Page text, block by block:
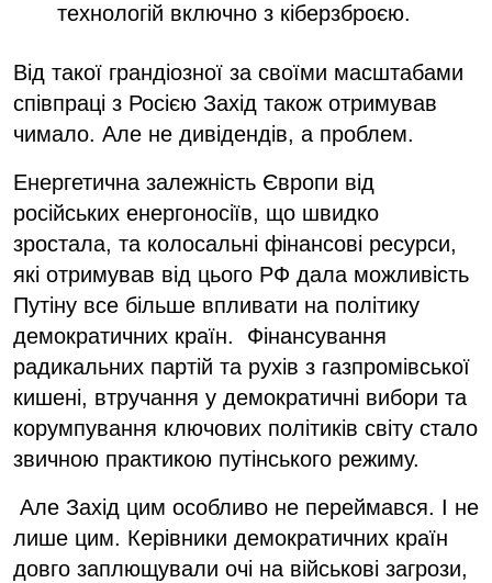
технологій включно з кіберзброєю.
Від такої грандіозної за своїми масштабами
співпраці з Росією Захід також отримував
чимало. Але не дивідендів, а проблем.
Енергетична залежність Європи від
російських енергоносіїв, що швидко
зростала, та колосальні фінансові ресурси,
які отримував від цього РФ дала можливість
Путіну все більше впливати на політику
демократичних країн. Фінансування
радикальних партій та рухів з газпромівської
кишені, втручання у демократичні вибори та
корумпування ключових політиків світу стало
звичною практикою путінського режиму.
Але Захід цим особливо не переймався. І не
лише цим. Керівники демократичних країн
довго заплющували очі на військові загрози,